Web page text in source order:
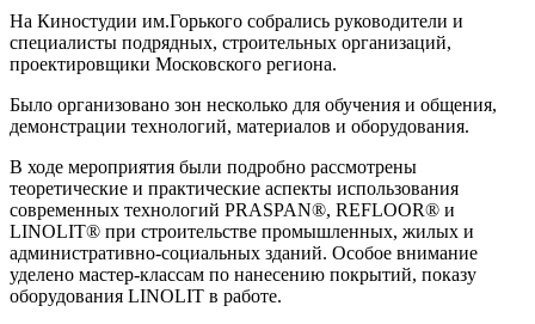
На Киностудии им.Горького собрались руководители и
специалисты подрядных, строительных организаций,
проектировщики Московского региона.
Было организовано зон несколько для обучения и общения,
демонстрации технологий, материалов и оборудования.
В ходе мероприятия были подробно рассмотрены
теоретические и практические аспекты использования
современных технологий PRASPAN®, REFLOOR® и
LINOLIT® при строительстве промышленных, жилых и
административно-социальных зданий. Особое внимание
уделено мастер-классам по нанесению покрытий, показу
оборудования LINOLIT в работе.